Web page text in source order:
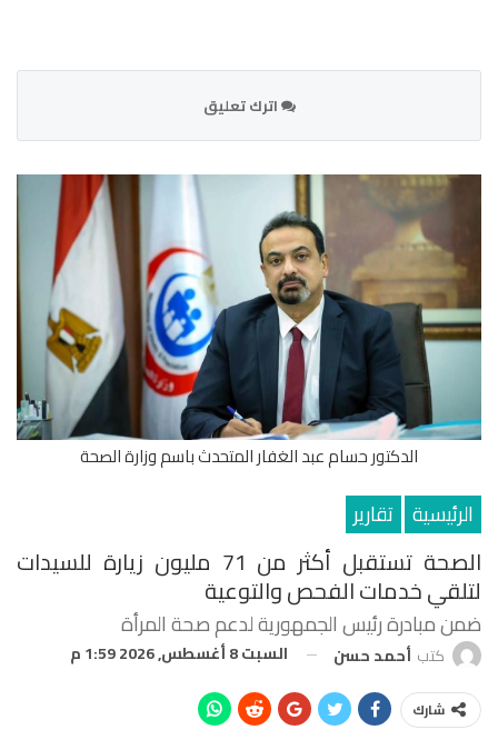
اترك تعليق
الدكتور حسام عبد الغفار المتحدث باسم وزارة الصحة
الرئيسية تقارير
الصحة تستقبل أكثر من 71 مليون زيارة للسيدات
لتلقي خدمات الفحص والتوعية
ضمن مبادرة رئيس الجمهورية لدعم صحة المرأة
كتب أحمد حسن السبت 8 أغسطس, 2026 1:59 م
شارك